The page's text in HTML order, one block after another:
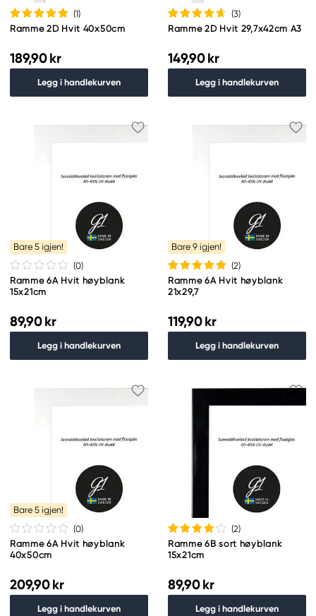
(1)
Ramme 2D Hvit 40x50cm
189,90 kr
Legg i handlekurven
(3)
Ramme 2D Hvit 29,7x42cm A3
149,90 kr
Legg i handlekurven
Bare 5 igjen!
(0)
Ramme 6A Hvit høyblank
15x21cm
89,90 kr
Legg i handlekurven
Bare 9 igjen!
(2)
Ramme 6A Hvit høyblank
21x29,7
119,90 kr
Legg i handlekurven
Bare 5 igjen!
(0)
Ramme 6A Hvit høyblank
40x50cm
209,90 kr
Legg i handlekurven
(2)
Ramme 6B sort høyblank
15x21cm
89,90 kr
Legg i handlekurven